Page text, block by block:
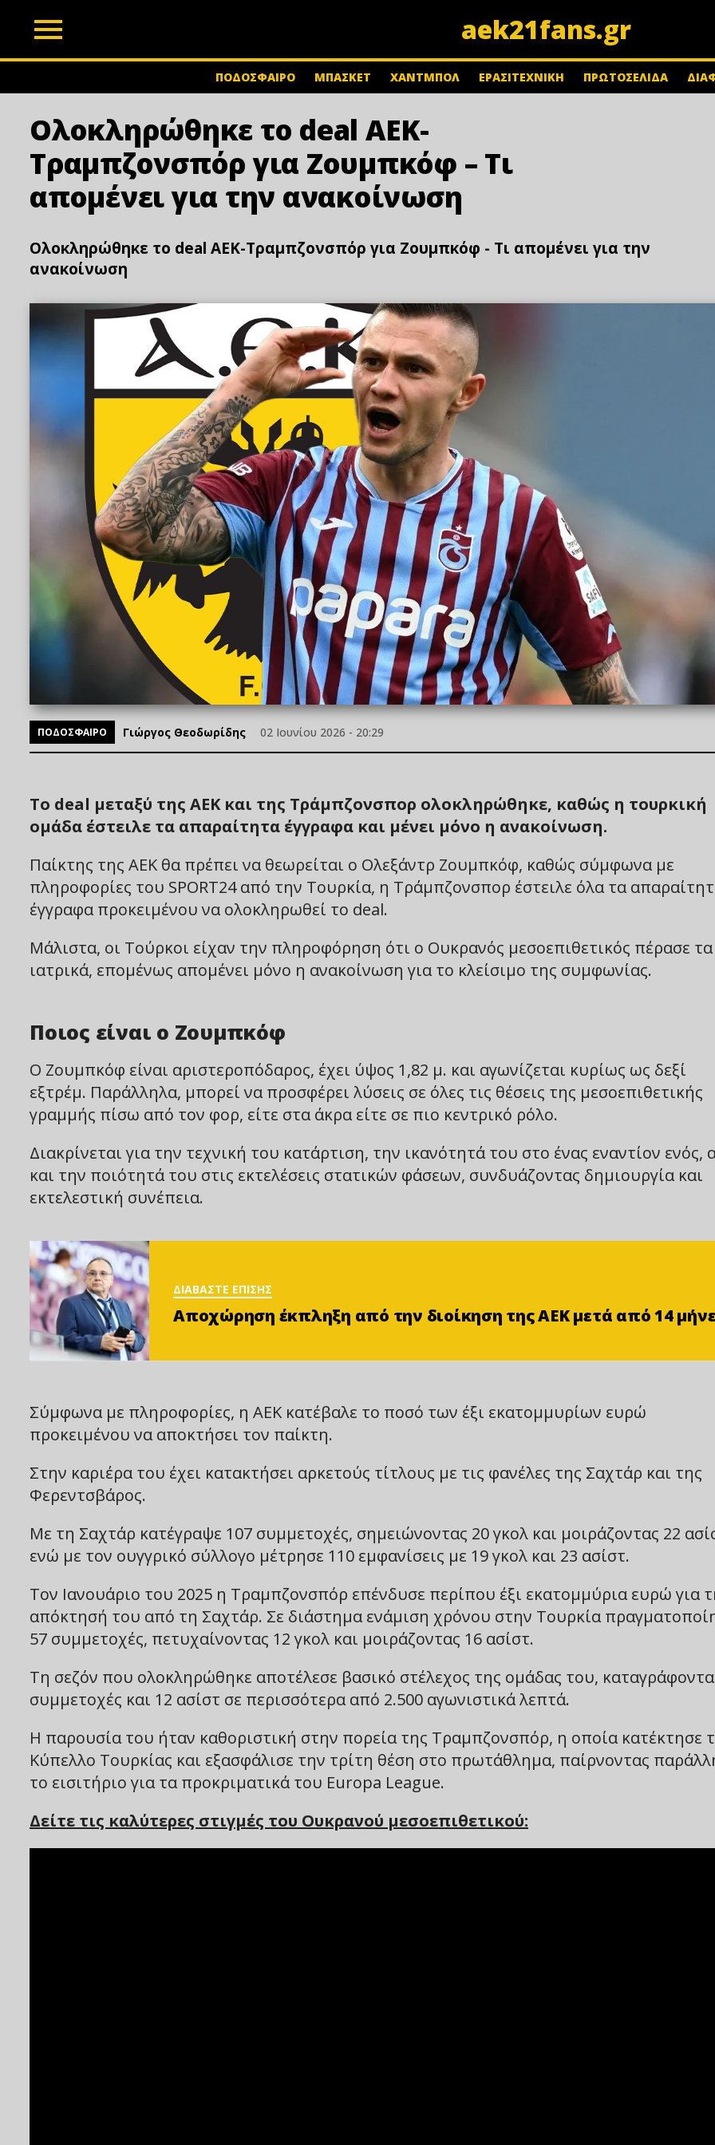
aek21fans.gr
ΠΟΔΟΣΦΑΙΡΟ ΜΠΑΣΚΕΤ ΧΑΝΤΜΠΟΛ ΕΡΑΣΙΤΕΧΝΙΚΗ ΠΡΩΤΟΣΕΛΙΔΑ
Ολοκληρώθηκε το deal ΑΕΚ-
Τραμπζονσπόρ για Ζουμπκόφ – Τι
απομένει για την ανακοίνωση
Ολοκληρώθηκε το deal ΑΕΚ-Τραμπζονσπόρ για Ζουμπκόφ - Τι απομένει για την
ανακοίνωση
ΠΟΔΟΣΦΑΙΡΟ Γιώργος Θεοδωρίδης 02 Ιουνίου 2026 - 20:29
Το deal μεταξύ της ΑΕΚ και της Τράμπζονσπορ ολοκληρώθηκε, καθώς η τουρκική
ομάδα έστειλε τα απαραίτητα έγγραφα και μένει μόνο η ανακοίνωση.
Παίκτης της ΑΕΚ θα πρέπει να θεωρείται ο Ολεξάντρ Ζουμπκόφ, καθώς σύμφωνα με
πληροφορίες του SPORT24 από την Τουρκία, η Τράμπζονσπορ έστειλε όλα τα
έγγραφα προκειμένου να ολοκληρωθεί το deal.
Μάλιστα, οι Τούρκοι είχαν την πληροφόρηση ότι ο Ουκρανός μεσοεπιθετικός πέρασε τα
ιατρικά, επομένως απομένει μόνο η ανακοίνωση για το κλείσιμο της συμφωνίας.
Ποιος είναι ο Ζουμπκόφ
Ο Ζουμπκόφ είναι αριστεροπόδαρος, έχει ύψος 1,82 μ. και αγωνίζεται κυρίως ως δεξί
εξτρέμ. Παράλληλα, μπορεί να προσφέρει λύσεις σε όλες τις θέσεις της μεσοεπιθετικής
γραμμής πίσω από τον φορ, είτε στα άκρα είτε σε πιο κεντρικό ρόλο.
Διακρίνεται για την τεχνική του κατάρτιση, την ικανότητά του στο ένας εναντίον ενός,
και την ποιότητά του στις εκτελέσεις στατικών φάσεων, συνδυάζοντας δημιουργία και
εκτελεστική συνέπεια.
ΔΙΑΒΑΣΤΕ ΕΠΙΣΗΣ
Αποχώρηση έκπληξη από την διοίκηση της ΑΕΚ μετά από 14
Σύμφωνα με πληροφορίες, η ΑΕΚ κατέβαλε το ποσό των έξι εκατομμυρίων ευρώ
προκειμένου να αποκτήσει τον παίκτη.
Στην καριέρα του έχει κατακτήσει αρκετούς τίτλους με τις φανέλες της Σαχτάρ και της
Φερεντσβάρος.
Με τη Σαχτάρ κατέγραψε 107 συμμετοχές, σημειώνοντας 20 γκολ και μοιράζοντας 22
ενώ με τον ουγγρικό σύλλογο μέτρησε 110 εμφανίσεις με 19 γκολ και 23 ασίστ.
Τον Ιανουάριο του 2025 η Τραμπζονσπόρ επένδυσε περίπου έξι εκατομμύρια ευρώ για
απόκτησή του από τη Σαχτάρ. Σε διάστημα ενάμιση χρόνου στην Τουρκία
57 συμμετοχές, πετυχαίνοντας 12 γκολ και μοιράζοντας 16 ασίστ.
Τη σεζόν που ολοκληρώθηκε αποτέλεσε βασικό στέλεχος της ομάδας του,
συμμετοχές και 12 ασίστ σε περισσότερα από 2.500 αγωνιστικά λεπτά.
Η παρουσία του ήταν καθοριστική στην πορεία της Τραμπζονσπόρ, η οποία κατέκτησε
Κύπελλο Τουρκίας και εξασφάλισε την τρίτη θέση στο πρωτάθλημα, παίρνοντας
το εισιτήριο για τα προκριματικά του Europa League.
Δείτε τις καλύτερες στιγμές του Ουκρανού μεσοεπιθετικού: